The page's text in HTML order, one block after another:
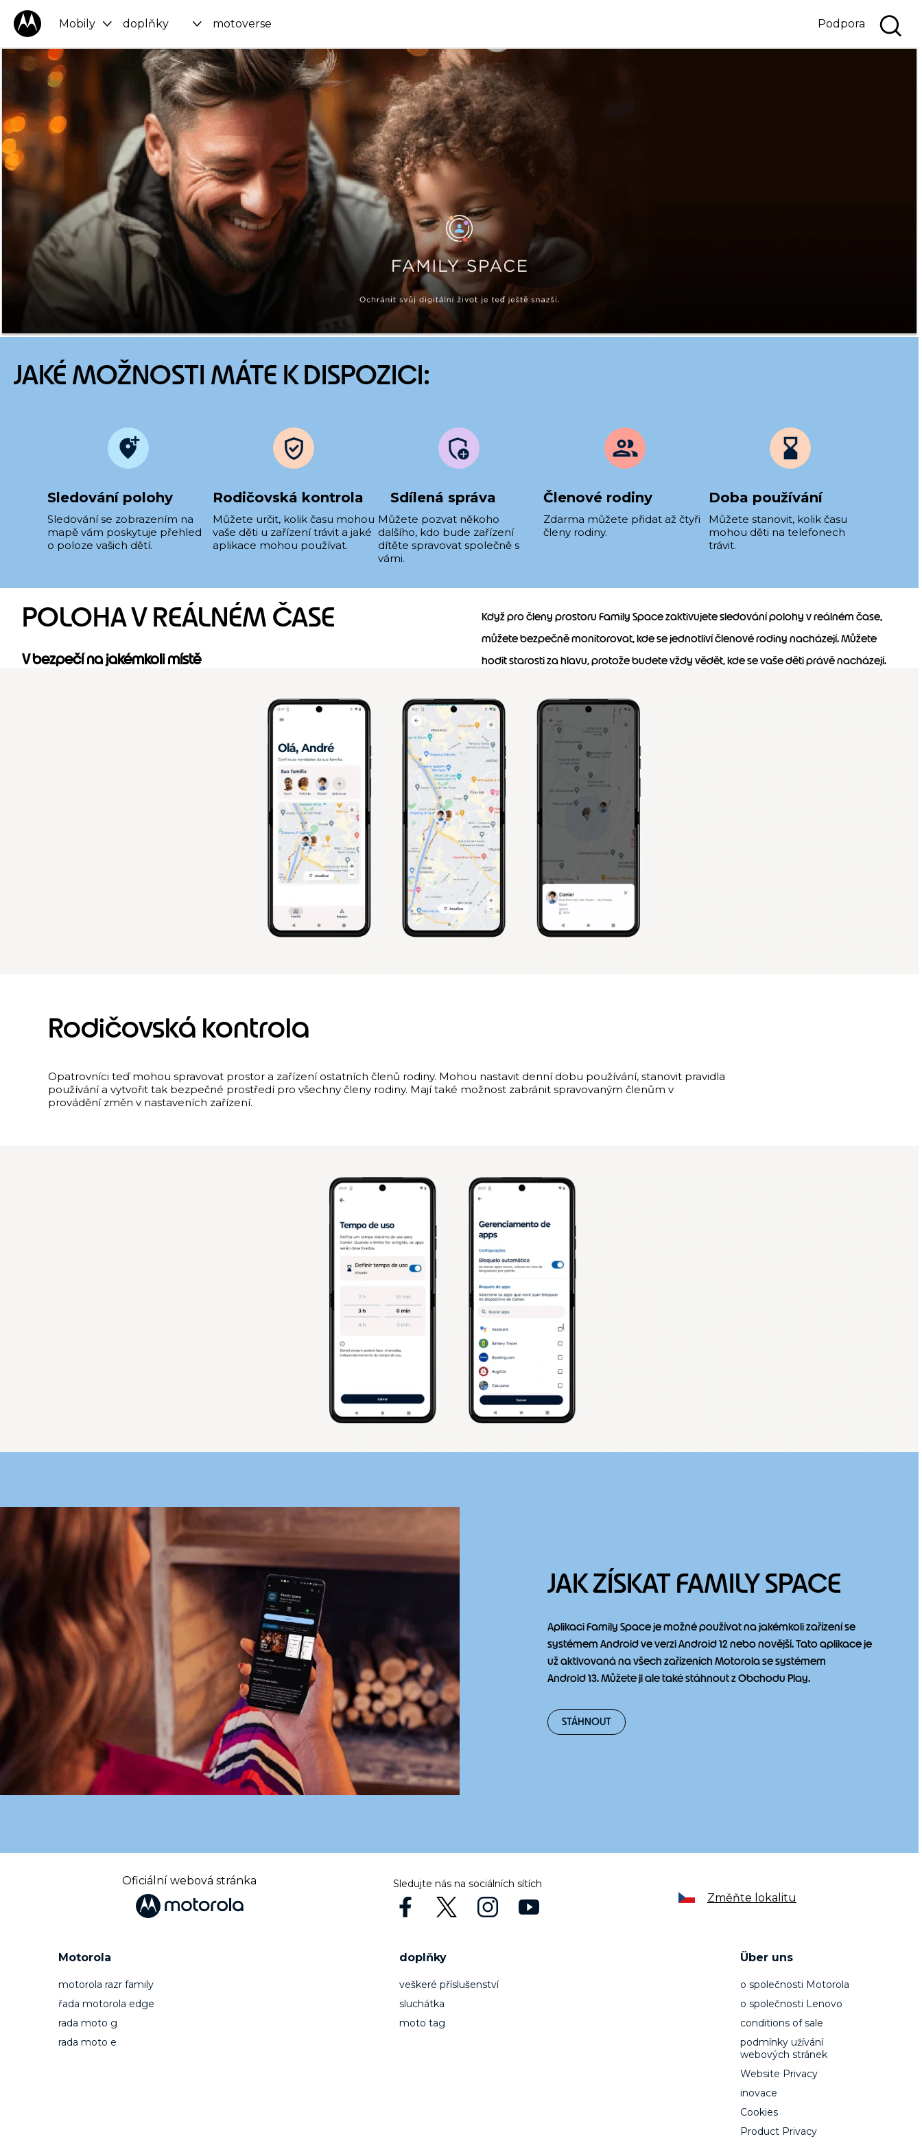
Mobily doplňky motoverse Podpora
JAKÉ MOŽNOSTI MÁTE K DISPOZICI:
Sledování polohy
Sledování se zobrazením na
mapě vám poskytuje přehled
o poloze vašich dětí.
Rodičovská kontrola
Můžete určit, kolik času mohou
vaše děti u zařízení trávit a jaké
aplikace mohou používat.
Sdílená správa
Můžete pozvat někoho
dalšího, kdo bude zařízení
dítěte spravovat společně s
vámi.
Členové rodiny
Zdarma můžete přidat až čtyři
členy rodiny.
Doba používání
Můžete stanovit, kolik času
mohou děti na telefonech
trávit.
POLOHA V REÁLNÉM ČASE
V bezpečí na jakémkoli místě
Když pro členy prostoru Family Space zaktivujete sledování polohy v reálném čase,
můžete bezpečně monitorovat, kde se jednotliví členové rodiny nacházejí. Můžete
hodit starosti za hlavu, protože budete vždy vědět, kde se vaše děti právě nacházejí.
Rodičovská kontrola
Opatrovníci teď mohou spravovat prostor a zařízení ostatních členů rodiny. Mohou nastavit denní dobu používání, stanovit pravidla
používání a vytvořit tak bezpečné prostředí pro všechny členy rodiny. Mají také možnost zabránit spravovaným členům v
provádění změn v nastaveních zařízení.
JAK ZÍSKAT FAMILY SPACE
Aplikaci Family Space je možné používat na jakémkoli zařízení se
systémem Android ve verzi Android 12 nebo novější. Tato aplikace je
už aktivovaná na všech zařízeních Motorola se systémem
Android 13. Můžete ji ale také stáhnout z Obchodu Play.
STÁHNOUT
Oficiální webová stránka Sledujte nás na sociálních sítích
Změňte lokalitu
Motorola
motorola razr family
řada motorola edge
rada moto g
rada moto e
doplňky
veškeré příslušenství
sluchátka
moto tag
Über uns
o společnosti Motorola
o společnosti Lenovo
conditions of sale
podmínky užívání
webových stránek
Website Privacy
inovace
Cookies
Product Privacy